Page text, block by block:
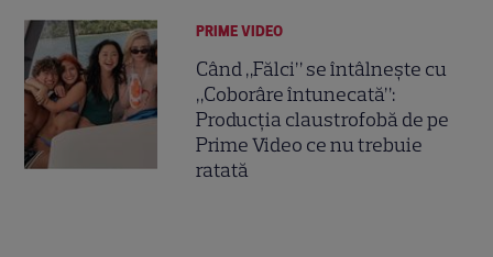
PRIME VIDEO
Când „Fălci” se întâlnește cu
„Coborâre întunecată”:
Producția claustrofobă de pe
Prime Video ce nu trebuie
ratată